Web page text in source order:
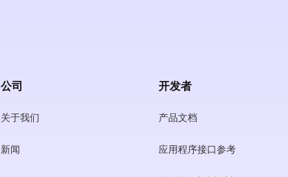
公司
关于我们
新闻
开发者
产品文档
应用程序接口参考